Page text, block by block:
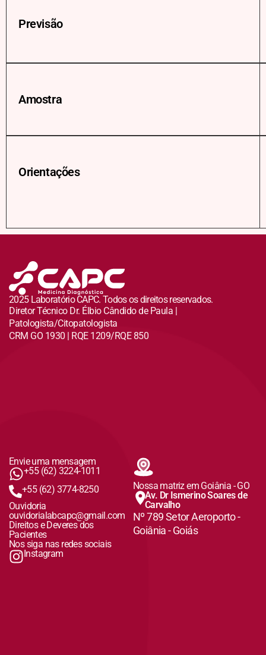
Previsão
Amostra
Orientações
2025 Laboratório CAPC. Todos os direitos reservados.
Diretor Técnico Dr. Élbio Cândido de Paula |
Patologista/Citopatologista
CRM GO 1930 | RQE 1209/RQE 850
Envie uma mensagem
+55 (62) 3224-1011
+55 (62) 3774-8250
Ouvidoria
ouvidorialabcapc@gmail.com
Direitos e Deveres dos
Pacientes
Nos siga nas redes sociais
Instagram
Nossa matriz em Goiânia - GO
Av. Dr Ismerino Soares de
Carvalho
Nº 789 Setor Aeroporto -
Goiânia - Goiás